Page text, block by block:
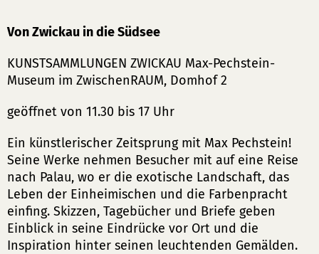
Von Zwickau in die Südsee
KUNSTSAMMLUNGEN ZWICKAU Max-Pechstein-
Museum im ZwischenRAUM, Domhof 2
geöffnet von 11.30 bis 17 Uhr
Ein künstlerischer Zeitsprung mit Max Pechstein!
Seine Werke nehmen Besucher mit auf eine Reise
nach Palau, wo er die exotische Landschaft, das
Leben der Einheimischen und die Farbenpracht
einfing. Skizzen, Tagebücher und Briefe geben
Einblick in seine Eindrücke vor Ort und die
Inspiration hinter seinen leuchtenden Gemälden.